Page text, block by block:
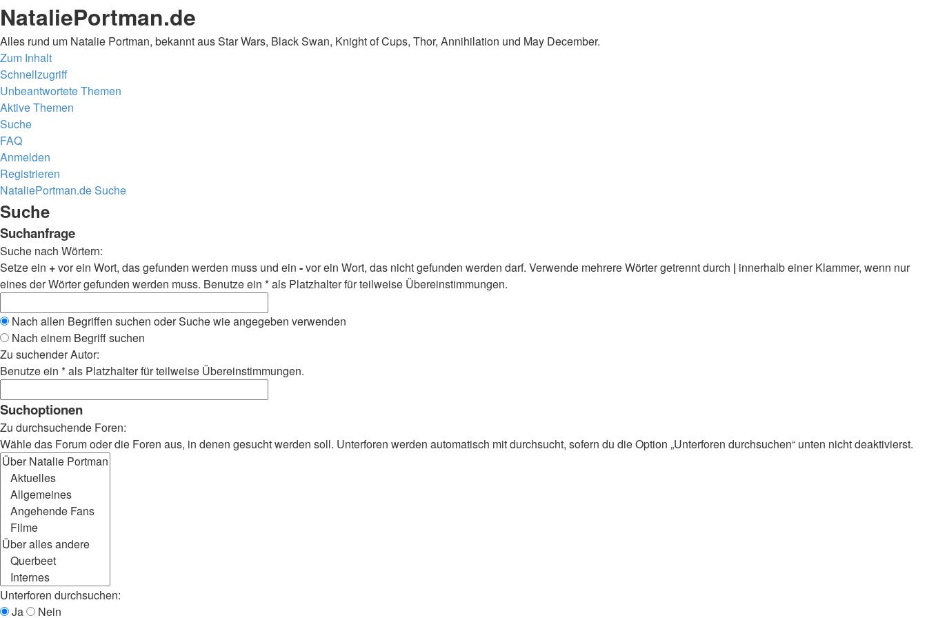
NataliePortman.de
Alles rund um Natalie Portman, bekannt aus Star Wars, Black Swan, Knight of Cups, Thor, Annihilation und May December.
Zum Inhalt
Schnellzugriff
Unbeantwortete Themen
Aktive Themen
Suche
FAQ
Anmelden
Registrieren
NataliePortman.deSuche
Suche
Suchanfrage
Suche nach Wörtern:
Setze ein +vor ein Wort, das gefunden werden muss und ein -vor ein Wort, das nicht gefunden werden darf. Verwende mehrere Wörter getrennt durch | innerhalb einer Klammer, wenn nur
eines der Wörter gefunden werden muss. Benutze ein * als Platzhalter für teilweise Übereinstimmungen.
Nach allen Begriffen suchen oder Suche wie angegeben verwenden
Nach einem Begriff suchen
Zu suchender Autor:
Benutze ein * als Platzhalter für teilweise Übereinstimmungen.
Suchoptionen
Zu durchsuchende Foren:
Wähle das Forum oder die Foren aus, in denen gesucht werden soll. Unterforen werden automatisch mit durchsucht, sofern du die Option „Unterforen durchsuchen“ unten nicht deaktivierst.
Unterforen durchsuchen:
Ja
Nein